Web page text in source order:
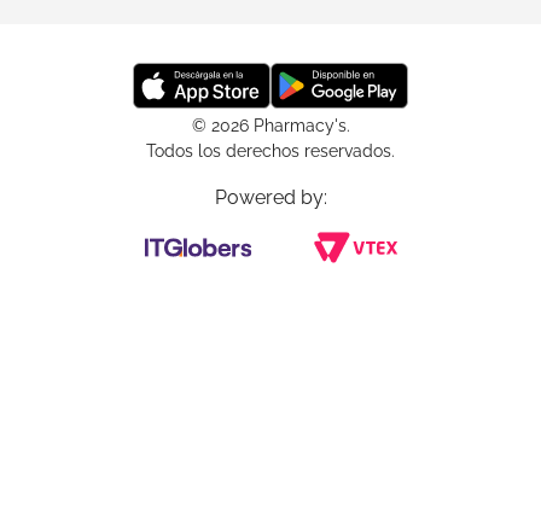
© 2026 Pharmacy's.
Todos los derechos reservados.
Powered by: